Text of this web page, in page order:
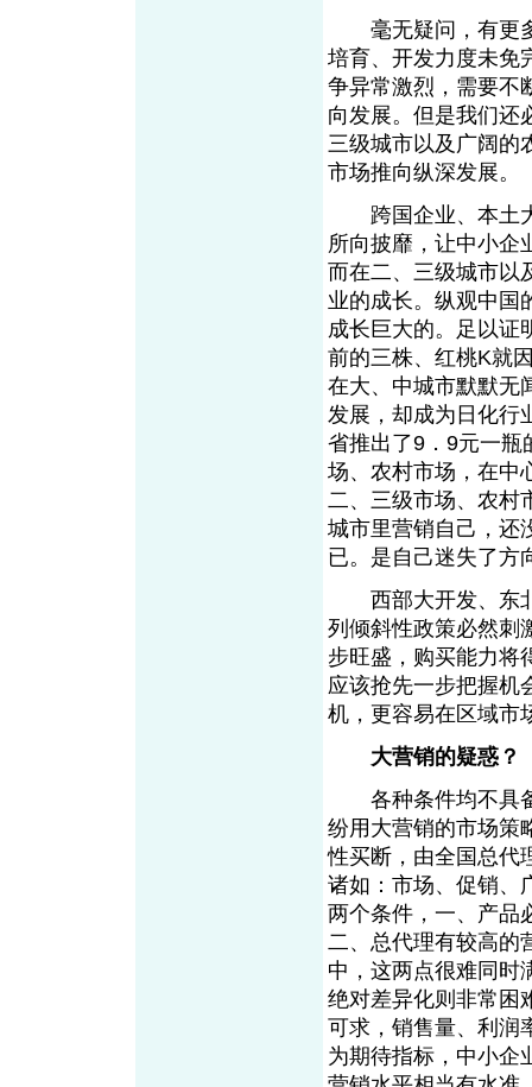
毫无疑问，有更多
培育、开发力度未免
争异常激烈，需要不
向发展。但是我们还
三级城市以及广阔的
市场推向纵深发展。
跨国企业、本土大
所向披靡，让中小企
而在二、三级城市以
业的成长。纵观中国
成长巨大的。足以证
前的三株、红桃K就
在大、中城市默默无
发展，却成为日化行
省推出了9．9元一瓶
场、农村市场，在中
二、三级市场、农村
城市里营销自己，还
已。是自己迷失了方
西部大开发、东北
列倾斜性政策必然刺
步旺盛，购买能力将
应该抢先一步把握机
机，更容易在区域市
大营销的疑惑？
各种条件均不具备
纷用大营销的市场策
性买断，由全国总代
诸如：市场、促销、
两个条件，一、产品
二、总代理有较高的
中，这两点很难同时
绝对差异化则非常困
可求，销售量、利润
为期待指标，中小企